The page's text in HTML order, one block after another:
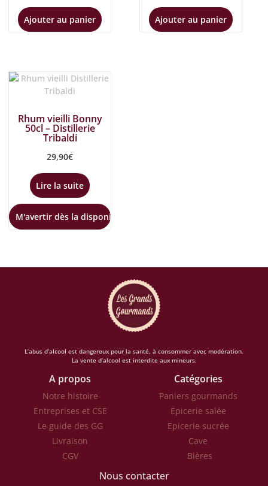
Ajouter au panier Ajouter au panier
Rhum vieilli Bonny
50cl – Distillerie
Tribaldi
29,90€
Lire la suite
M'avertir dès la disponibilité
L’abus d’alcool est dangereux pour la santé, à consommer avec modération.
La vente d’alcool est interdite aux mineurs.
A propos
Notre histoire
Entreprises et CSE
Le guide des GG
Livraison
CGV
Catégories
Paniers gourmands
Epicerie salée
Epicerie sucrée
Cave
Bières
Nous contacter